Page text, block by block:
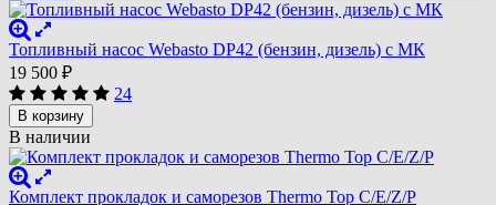
Топливный насос Webasto DP42 (бензин, дизель) с МК
19 500 ₽
24
В корзину
В наличии
Комплект прокладок и саморезов Thermo Top C/E/Z/P